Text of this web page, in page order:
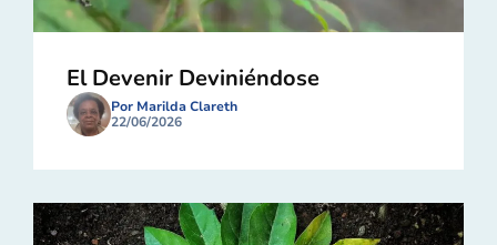
El Devenir Deviniéndose
Por Marilda Clareth
22/06/2026